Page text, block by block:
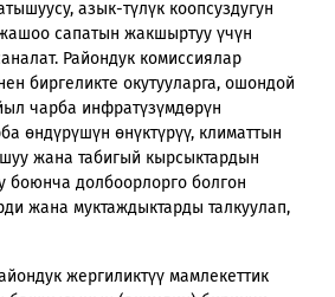
азык-түлүк коопсуздугун
сапатын жакшыртуу үчүн
Райондук комиссиялар
биргеликте окутууларга, ошондой
чарба инфратүзүмдөрүн
өндүрүшүн өнүктүрүү, климаттын
жана табигый кырсыктардын
боюнча долбоорлорго болгон
жана муктаждыктарды талкуулап,
жергиликтүү мамлекеттик